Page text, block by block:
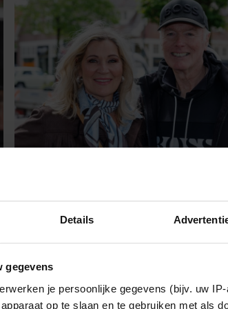
Details
gegevens
je persoonlijke gegevens (bijv. uw
op te slaan en te gebruiken met als
FERDI BOLLAND OVER
GELUK: “ALS ER IETS IS
MIJN GEZIN, GOOI IK
UIT MIJN AGENDA”
Ferdi Bolland viert dit jaar twee